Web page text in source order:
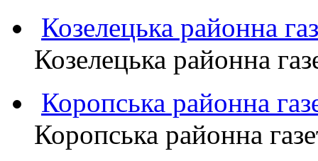
Козелецька районна
Козелецька районна
Коропська районна
Коропська районна